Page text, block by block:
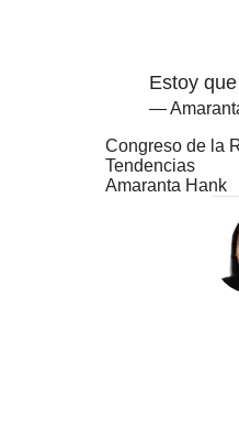
Estoy
—
Congreso de la
Tendencias
Amaranta Hank